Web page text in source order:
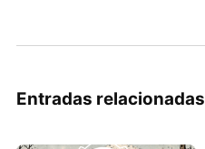
Entradas relacionadas